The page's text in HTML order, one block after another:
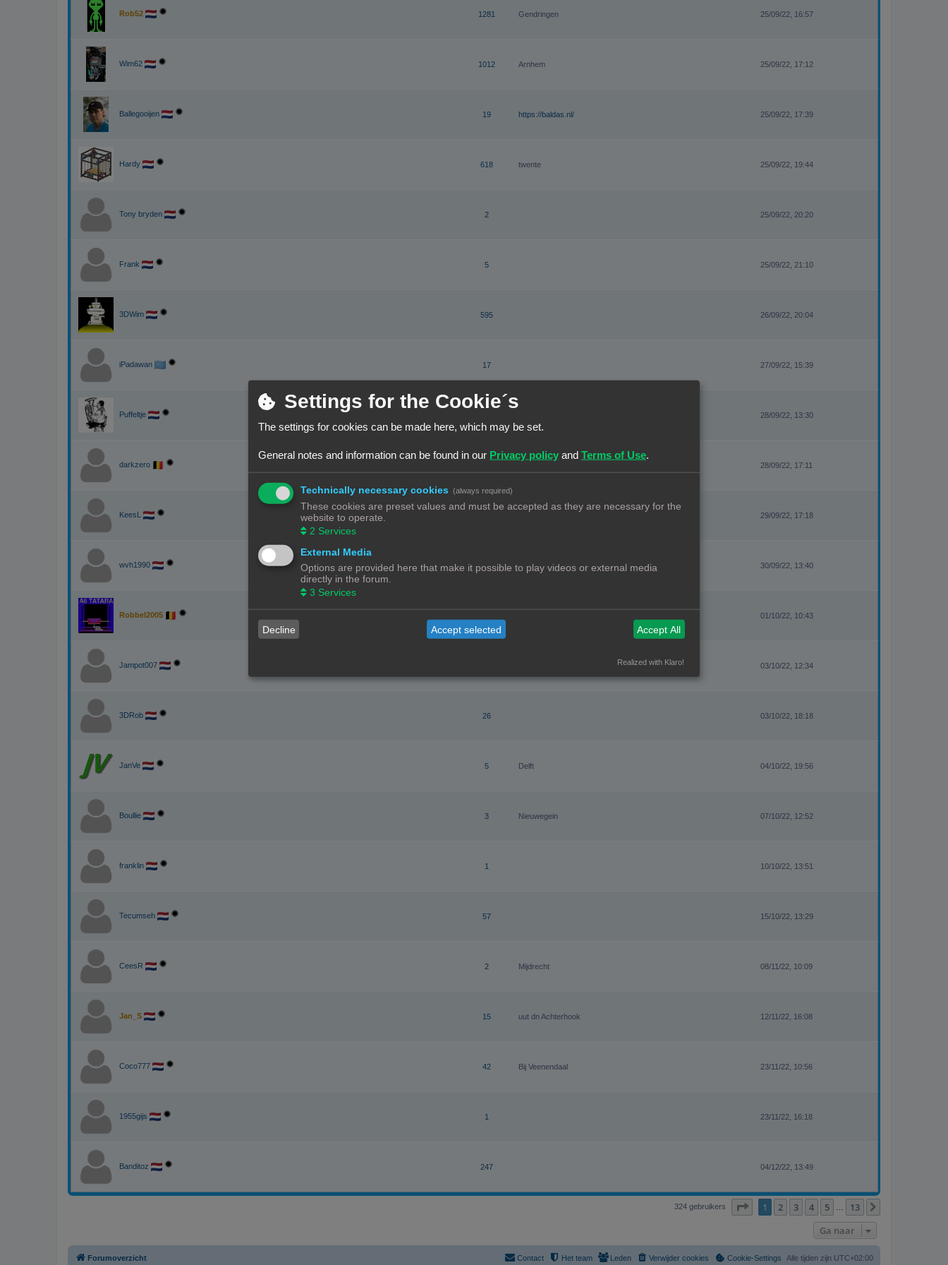
Rob52 1281 Gendringen 25/09/22, 16:57
Wim62 1012 Arnhem 25/09/22, 17:12
Ballegooijen 19 https://baldas.nl/ 25/09/22, 17:39
Hardy 618 twente 25/09/22, 19:44
Tony bryden 2 25/09/22, 20:20
Frank 5 25/09/22, 21:10
3DWim 595 26/09/22, 20:04
iPadawan 17 27/09/22, 15:39
Puffeltje 28/09/22, 13:30
darkzero 28/09/22, 17:11
KeesL 29/09/22, 17:18
wvh1990 3 30/09/22, 13:40
Robbel2005 01/10/22, 10:43
Jampot007 03/10/22, 12:34
3DRob 26 03/10/22, 18:18
JanVe 5 Delft 04/10/22, 19:56
Boullie 3 Nieuwegein 07/10/22, 12:52
franklin 1 10/10/22, 13:51
Tecumseh 57 15/10/22, 13:29
CeesR 2 Mijdrecht 08/11/22, 10:09
Jan_S 15 uut dn Achterhook 12/11/22, 16:08
Coco777 42 Bij Veenendaal 23/11/22, 10:56
1955gijs 1 23/11/22, 16:18
Banditoz 247 04/12/22, 13:49
324 gebruikers Pagina1 van 13
1 2 3 4 5 13
Ga naar
Forumoverzicht Alle tijden zijn UTC+02:00
Cookie-Settings
Verwijder cookies
Leden
Het team
Contact
Settings for the Cookie´s
The settings for cookies can be made here, which may be set.
General notes and information can be found in our Privacy policy and Terms of Use.
Technically necessary cookies (always required)
These cookies are preset values and must be accepted as they are necessary for the
website to operate.
2 Services
External Media
Options are provided here that make it possible to play videos or external media
directly in the forum.
3 Services
Decline Accept selected Accept All
Realized with Klaro!